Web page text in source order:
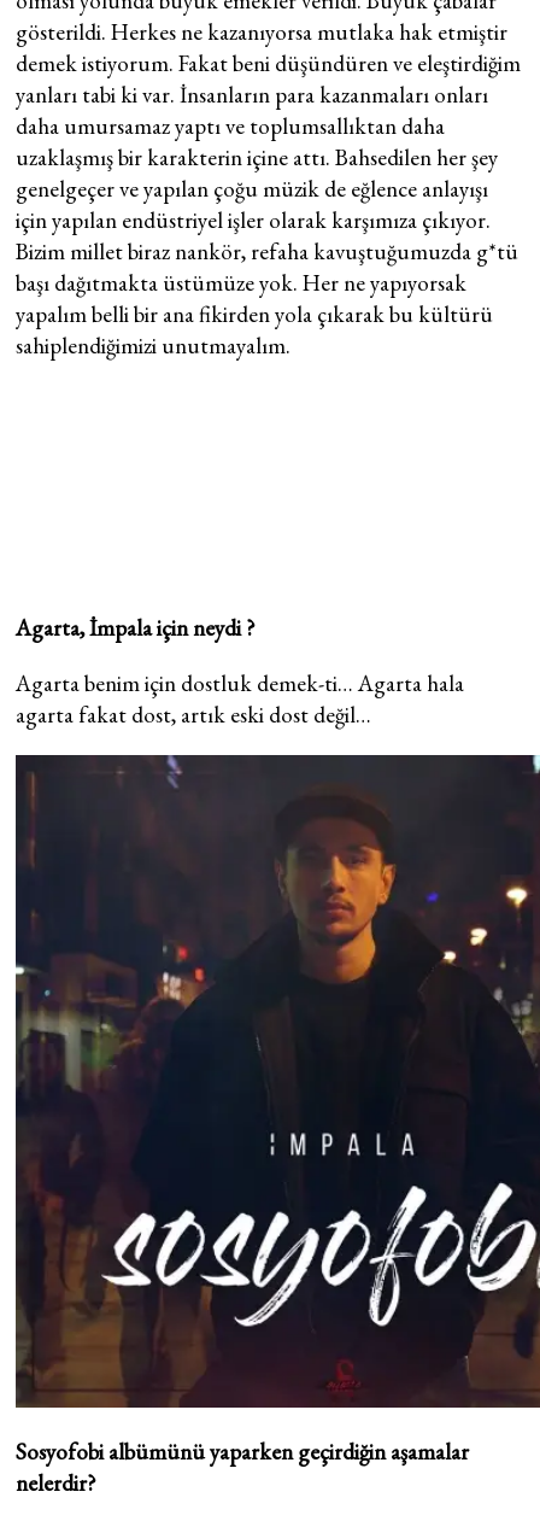
gösterildi. Herkes ne kazanıyorsa mutlaka hak etmiştir
demek istiyorum. Fakat beni düşündüren ve eleştirdiğim
yanları tabi ki var. İnsanların para kazanmaları onları
daha umursamaz yaptı ve toplumsallıktan daha
uzaklaşmış bir karakterin içine attı. Bahsedilen her şey
genelgeçer ve yapılan çoğu müzik de eğlence anlayışı
için yapılan endüstriyel işler olarak karşımıza çıkıyor.
Bizim millet biraz nankör, refaha kavuştuğumuzda g*tü
başı dağıtmakta üstümüze yok. Her ne yapıyorsak
yapalım belli bir ana fikirden yola çıkarak bu kültürü
sahiplendiğimizi unutmayalım.
Agarta, İmpala için neydi ?
Agarta benim için dostluk demek-ti… Agarta hala
agarta fakat dost, artık eski dost değil…
Sosyofobi albümünü yaparken geçirdiğin aşamalar
nelerdir?